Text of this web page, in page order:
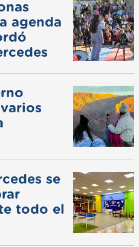
agenda
se
todo el